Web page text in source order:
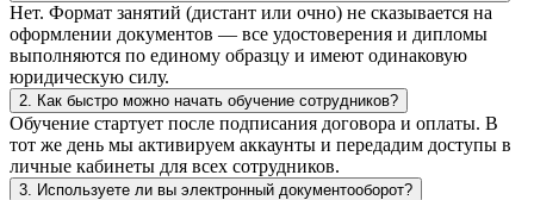
Нет. Формат занятий (дистант или очно) не сказывается на
оформлении документов — все удостоверения и дипломы
выполняются по единому образцу и имеют одинаковую
юридическую силу.
2. Как быстро можно начать обучение сотрудников?
Обучение стартует после подписания договора и оплаты. В
тот же день мы активируем аккаунты и передадим доступы в
личные кабинеты для всех сотрудников.
3. Используете ли вы электронный документооборот?